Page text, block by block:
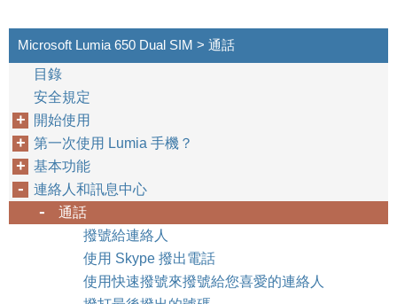
Microsoft Lumia 650 Dual SIM > 通話
目錄
安全規定
開始使用
第一次使用 Lumia 手機？
基本功能
連絡人和訊息中心
通話
撥號給連絡人
使用 Skype 撥出電話
使用快速撥號來撥號給您喜愛的連絡人